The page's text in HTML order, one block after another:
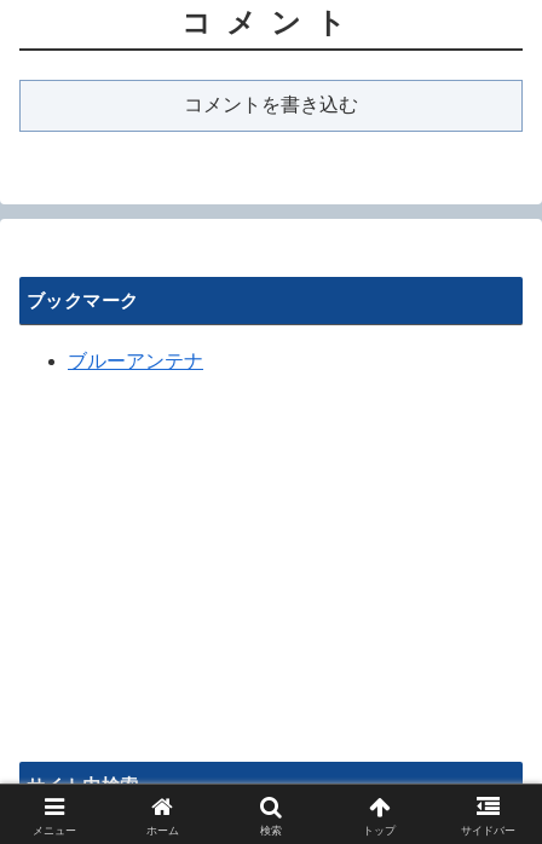
コメント
コメントを書き込む
ブックマーク
ブルーアンテナ
サイト内検索
メニュー ホーム 検索 トップ サイドバー